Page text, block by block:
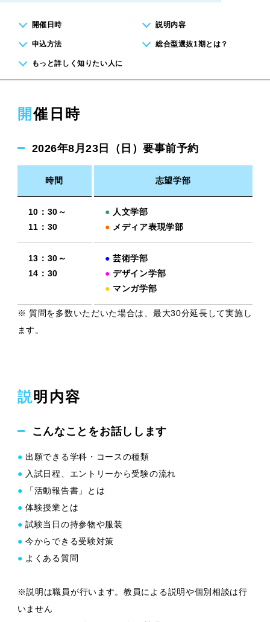
開催日時 説明内容
申込方法 総合型選抜1期とは？
もっと詳しく知りたい人に
開催日時
2026年8月23日（日）要事前予約
時間 志望学部
10：30～
11：30
● 人文学部
● メディア表現学部
13：30～
14：30
● 芸術学部
● デザイン学部
● マンガ学部
※ 質問を多数いただいた場合は、最大30分延長して実施し
ます。
説明内容
こんなことをお話しします
● 出願できる学科・コースの種類
● 入試日程、エントリーから受験の流れ
● 「活動報告書」とは
● 体験授業とは
● 試験当日の持参物や服装
● 今からできる受験対策
● よくある質問
※説明は職員が行います。教員による説明や個別相談は行
いません